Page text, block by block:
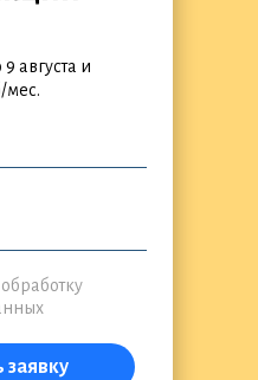
заявку
9 августа и
мес.